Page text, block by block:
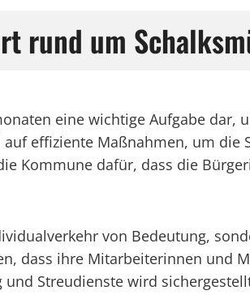
rund um
eine wichtige Aufgabe dar,
effiziente Maßnahmen, um die
Kommune dafür, dass die
von Bedeutung,
dass ihre Mitarbeiterinnen und
Streudienste wird